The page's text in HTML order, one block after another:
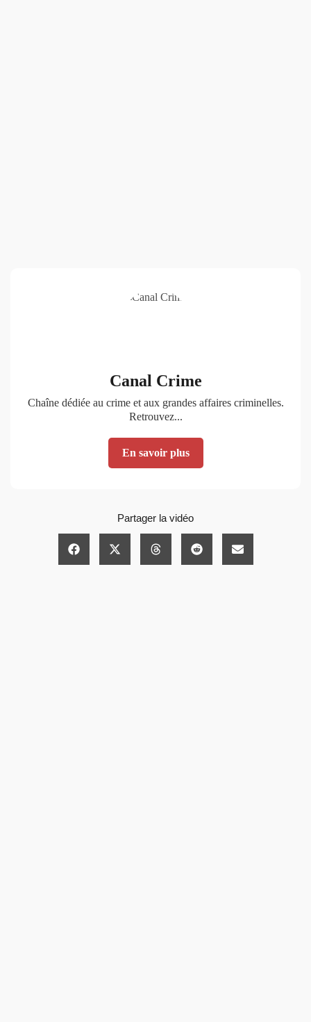
Canal Crime
Chaîne dédiée au crime et aux grandes affaires criminelles.
Retrouvez...
En savoir plus
Partager la vidéo